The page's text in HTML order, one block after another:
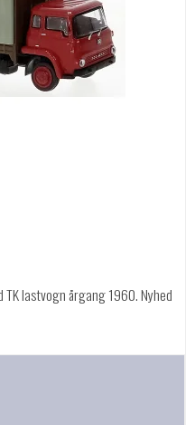
lastvogn årgang 1960. Nyhed